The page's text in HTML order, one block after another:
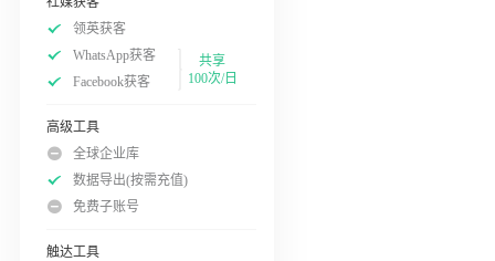
领英获客
WhatsApp获客
Facebook获客
共享
100次/日
高级工具
全球企业库
数据导出(按需充值)
免费子账号
触达工具